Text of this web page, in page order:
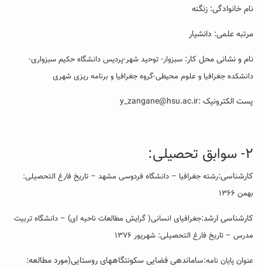
نام خانوادگی: زنگنه
مرتبه علمی: دانشیار
نام ونشانی محل کار: سبزوار- توحید شهر-پردیس دانشگاه حکیم سبزواری-
دانشکده جغرافیا و علوم محیطی-گروه جغرافیا و برنامه ریزی شهری
پست الکترونیک :y_zangane@hsu.ac.ir
۲- سوابق تحصیلی:
کارشناسی:رشته جغرافیا – دانشگاه فردوسی مشهد – تاریخ فارغ التحصیلی:
بهمن ۱۳۶۶
کارشناسی ارشد:جغرافیای انسانی( گرایش مطالعات ناحیه ای) – دانشگاه تربیت
مدرس – تاریخ فارغ التحصیلی: شهریور ۱۳۷۶
عنوان پایان نامه:ساماندهی فضایی سکونتگاههای روستایی(مورد مطالعه: